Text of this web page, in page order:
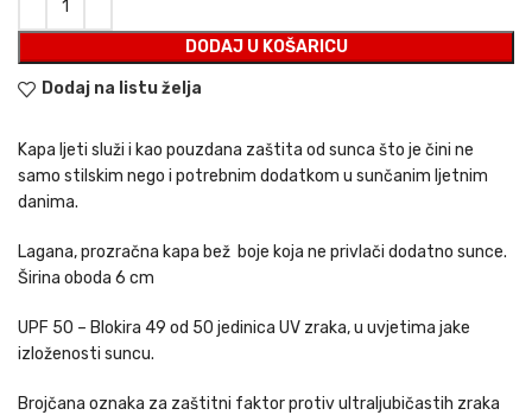
DODAJ U KOŠARICU
Dodaj na listu želja
Kapa ljeti služi i kao pouzdana zaštita od sunca što je čini ne
samo stilskim nego i potrebnim dodatkom u sunčanim ljetnim
danima.
Lagana, prozračna kapa bež boje koja ne privlači dodatno sunce.
Širina oboda 6 cm
UPF 50 – Blokira 49 od 50 jedinica UV zraka, u uvjetima jake
izloženosti suncu.
Brojčana oznaka za zaštitni faktor protiv ultraljubičastih zraka